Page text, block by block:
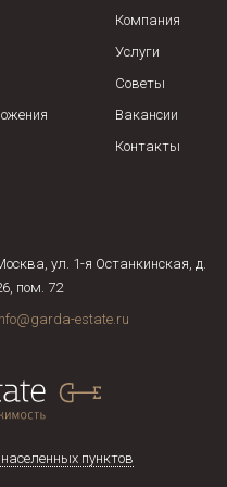
Компания
Услуги
Советы
Вакансии
Контакты
ул. 1-я Останкинская, д.
пом. 72
estate.ru
пунктов